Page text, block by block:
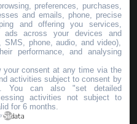
STAMPA
- Partita Iva: IT 03855110049
preferences, purchases,
and emails, phone, precise
and offering you services,
ads across your devices and
phone, audio, and video),
performance, and analysing
your consent at any time via the
activities subject to consent by
You can also "set detailed
activities not subject to
for 6 months.